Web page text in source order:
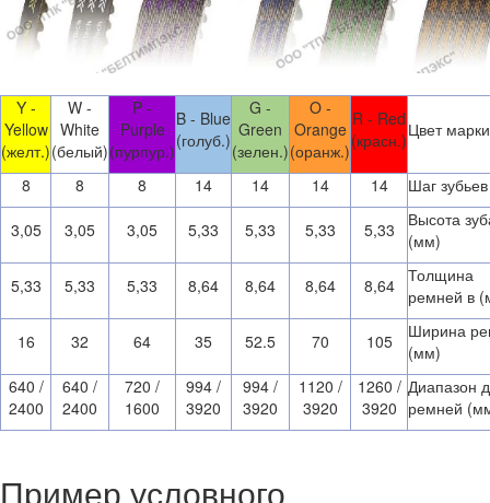
Y -
Yellow
(желт.)
W -
White
(белый)
P -
Purple
(пурпур.)
B - Blue
(голуб.)
G -
Green
(зелен.)
O -
Orange
(оранж.)
R - Red
(красн.)Цвет
8 8 8 14 14 14 14 Шаг
3,05 3,05 3,05 5,33 5,33 5,33 5,33
Высота
(мм)
5,33 5,33 5,33 8,64 8,64 8,64 8,64
Толщина
ремней в
16 32 64 35 52.5 70 105
Ширина
(мм)
640 /
2400
640 /
2400
720 /
1600
994 /
3920
994 /
3920
1120 /
3920
1260 /
3920
Диапазон
ремней
Пример условного